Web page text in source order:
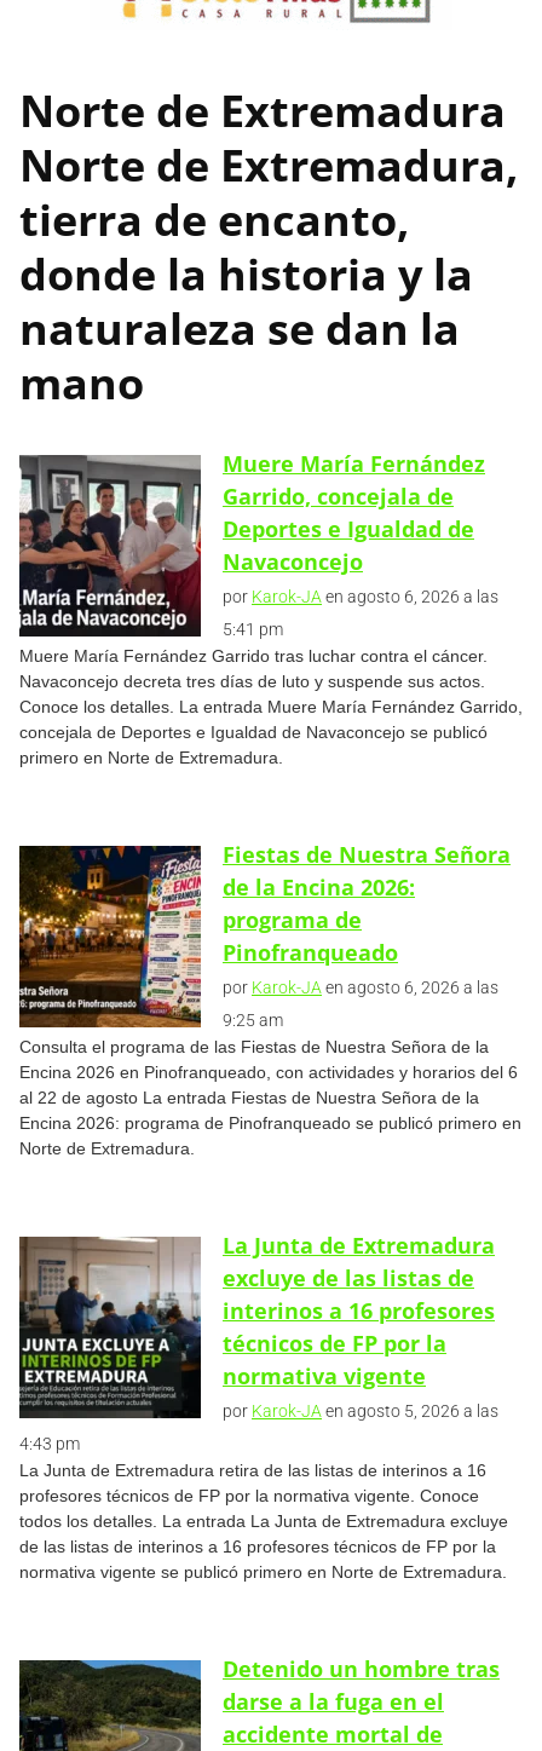
Norte de Extremadura
Norte de Extremadura,
tierra de encanto,
donde la historia y la
naturaleza se dan la
mano
Muere María Fernández
Garrido, concejala de
Deportes e Igualdad de
Navaconcejo
por Karok-JAen agosto 6, 2026 a las
5:41 pm
Muere María Fernández Garrido tras luchar contra el cáncer.
Navaconcejo decreta tres días de luto y suspende sus actos.
Conoce los detalles. La entrada Muere María Fernández Garrido,
concejala de Deportes e Igualdad de Navaconcejo se publicó
primero en Norte de Extremadura.
Fiestas de Nuestra Señora
de la Encina 2026:
programa de
Pinofranqueado
por Karok-JAen agosto 6, 2026 a las
9:25 am
Consulta el programa de las Fiestas de Nuestra Señora de la
Encina 2026 en Pinofranqueado, con actividades y horarios del 6
al 22 de agosto La entrada Fiestas de Nuestra Señora de la
Encina 2026: programa de Pinofranqueado se publicó primero en
Norte de Extremadura.
La Junta de Extremadura
excluye de las listas de
interinos a 16 profesores
técnicos de FP por la
normativa vigente
por Karok-JAen agosto 5, 2026 a las
4:43 pm
La Junta de Extremadura retira de las listas de interinos a 16
profesores técnicos de FP por la normativa vigente. Conoce
todos los detalles. La entrada La Junta de Extremadura excluye
de las listas de interinos a 16 profesores técnicos de FP por la
normativa vigente se publicó primero en Norte de Extremadura.
Detenido un hombre tras
darse a la fuga en el
accidente mortal de